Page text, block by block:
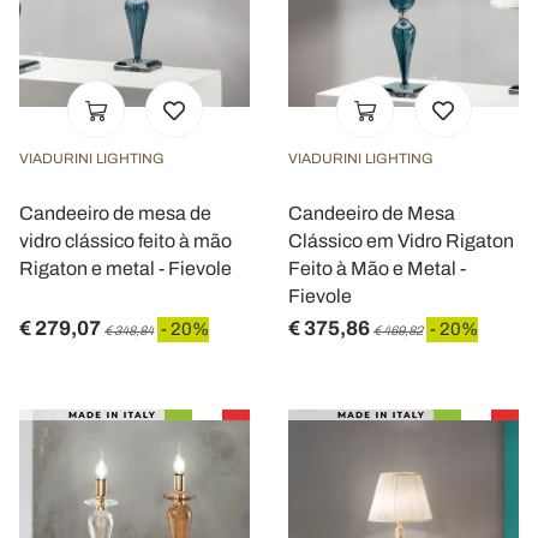
VIADURINI LIGHTING
Candeeiro de mesa de
vidro clássico feito à mão
Rigaton e metal - Fievole
€ 279,07 € 348,84 - 20%
VIADURINI LIGHTING
Candeeiro de Mesa
Clássico em Vidro Rigaton
Feito à Mão e Metal -
Fievole
€ 375,86 € 469,82 - 20%